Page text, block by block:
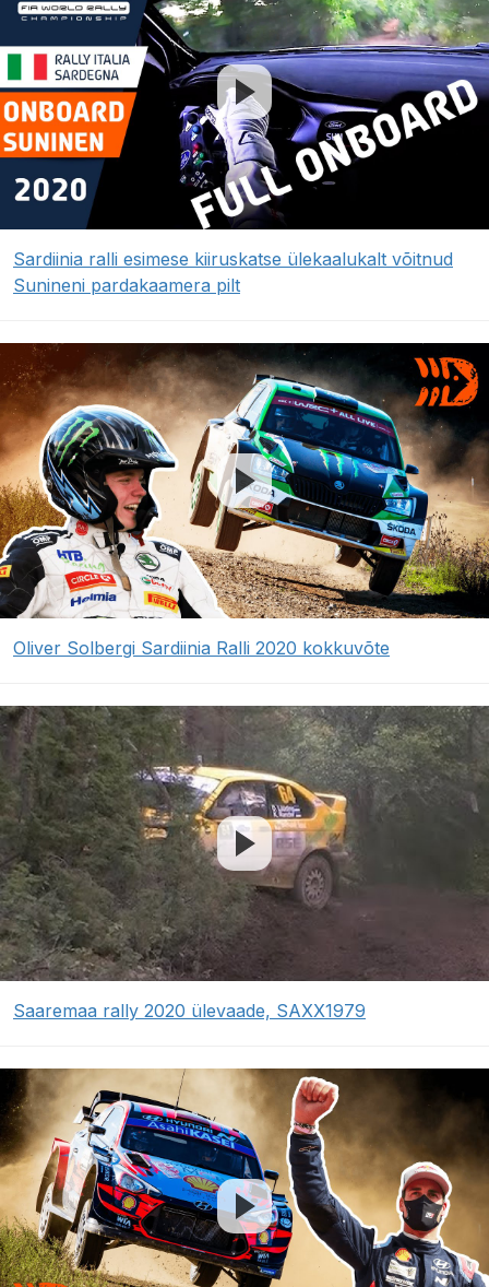
Sardiinia ralli esimese kiiruskatse ülekaalukalt võitnud
Sunineni pardakaamera pilt
Oliver Solbergi Sardiinia Ralli 2020 kokkuvõte
Saaremaa rally 2020 ülevaade, SAXX1979